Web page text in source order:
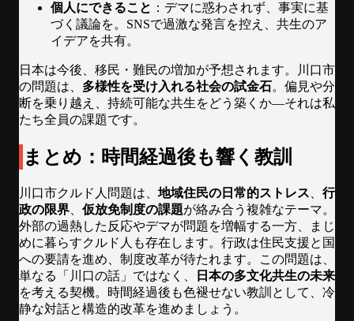
個人にできること ：デマに惑わされず、事実に基
づく議論を。SNSで過激な発言を控え、共生のア
イデアを共有。
日本は今後、移民・難民の増加が予想されます。川口市
の問題は、 多様性を受け入れる社会の試金石。偏見や分
断を乗り越え、持続可能な共生をどう築くか—それは私
たち全員の課題です。
まとめ：時間経過後も響く教訓
川口市クルド人問題は、 地域住民の日常的ストレス
行
政の限界
仮放免制度の課題が絡み合う複雑なテーマ。
外部の過熱した反応やデマが問題を増幅する一方、まじ
めに暮らすクルド人も存在します。行政は住民支援と国
への要請を進め、制度改革が待たれます。この問題は、
単なる「川口の話」ではなく、
日本の多文化共生の未来
を考える契機。時間経過後も色褪せない教訓として、冷
静な対話と構造的改革を進めましょう。